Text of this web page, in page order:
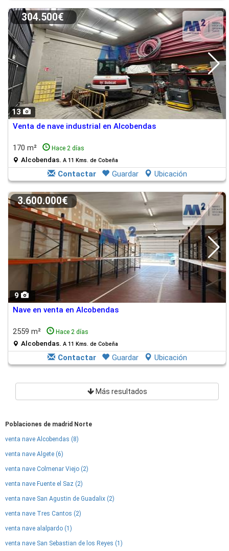
13
304.500€
Venta de nave industrial en Alcobendas
170 m² Hace 2 días
Alcobendas. A 11 Kms. de Cobeña
Contactar Guardar Ubicación
9
3.600.000€
Nave en venta en Alcobendas
2559 m² Hace 2 días
Alcobendas. A 11 Kms. de Cobeña
Contactar Guardar Ubicación
Más resultados
Poblaciones de madrid Norte
venta nave Alcobendas (8)
venta nave Algete (6)
venta nave Colmenar Viejo (2)
venta nave Fuente el Saz (2)
venta nave San Agustin de Guadalix (2)
venta nave Tres Cantos (2)
venta nave alalpardo (1)
venta nave San Sebastian de los Reyes (1)